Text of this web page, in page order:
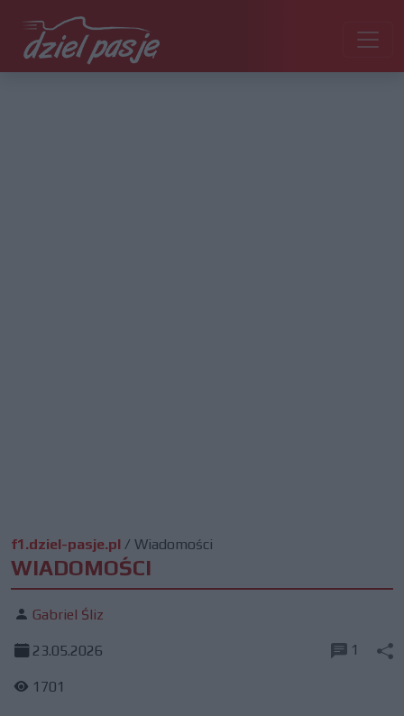
f1.dziel-pasje.pl / Wiadomości
WIADOMOŚCI
Gabriel Śliz
23.05.2026
1701
1